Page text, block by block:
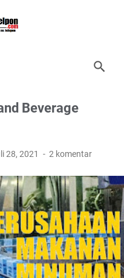
Beverage
28, 2021 2 komentar